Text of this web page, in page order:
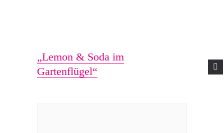
„Lemon & Soda im
Gartenflügel“